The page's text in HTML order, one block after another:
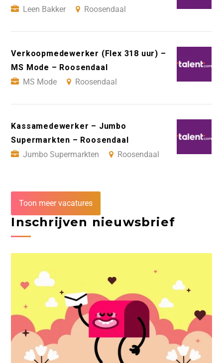
Leen Bakker
Roosendaal
Verkoopmedewerker (Flex 318 uur) –
MS Mode – Roosendaal
MS Mode
Roosendaal
Kassamedewerker – Jumbo
Supermarkten – Roosendaal
Jumbo Supermarkten
Roosendaal
Toon meer vacatures
Inschrijven nieuwsbrief